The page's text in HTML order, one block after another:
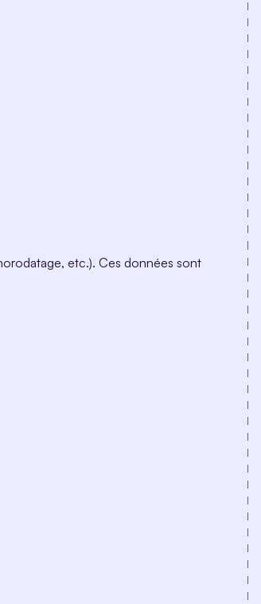
etc.). Ces données sont